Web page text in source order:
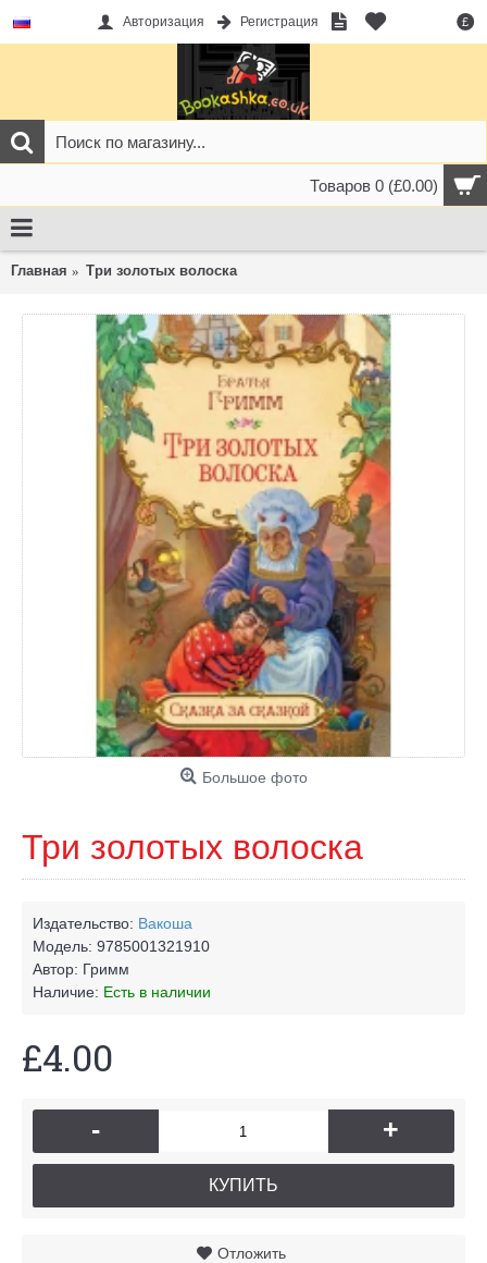
£
Авторизация Регистрация
Товаров 0 (£0.00)
Главная Три золотых волоска
Большое фото
Три золотых волоска
Издательство: Вакоша
Модель: 9785001321910
Автор: Гримм
Наличие: Есть в наличии
£4.00
- +
КУПИТЬ
Отложить